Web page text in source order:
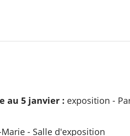
au 5 janvier : exposition -
- Salle d'exposition